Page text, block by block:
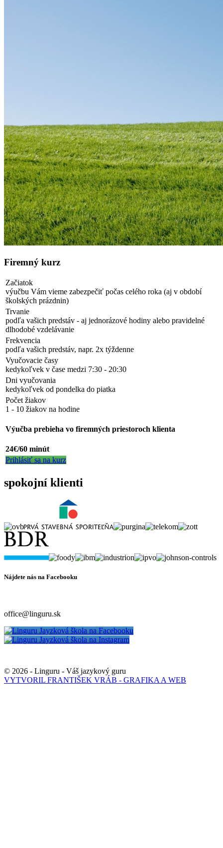
Firemný kurz
Začiatok
výučbu Vám vieme zabezpečiť počas celého roka (aj v období
školských prázdnin)
Trvanie
podľa vašich predstáv - aj jednorázové hodiny alebo pravidelné
dlhodobé vzdelávanie
Frekvencia
podľa vašich predstáv, napr. 2x týždenne
Vyučovacie časy
kedykoľvek v čase medzi 7:30 - 20:30
Dni vyučovania
kedykoľvek od pondelka do piatka
Počet žiakov
1 - 10 žiakov na hodine
Výučba prebieha vo firemných priestoroch klienta
24€/60 minút
Prihlásiť sa na kurz
spokojní klienti
Nájdete nás na Facebooku
office@linguru.sk
© 2026 - Linguru - Váš jazykový guru
VYTVORIL FRANTIŠEK VRÁB - GRAFIKA A WEB